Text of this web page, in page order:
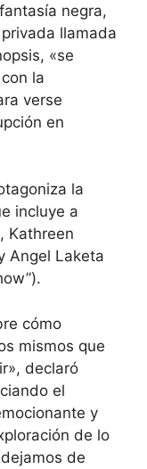
negra,
llamada
«se
la
verse
en
la
incluye a
Kathreen
Angel Laketa
cómo
mismos que
declaró
el
y
de lo
de